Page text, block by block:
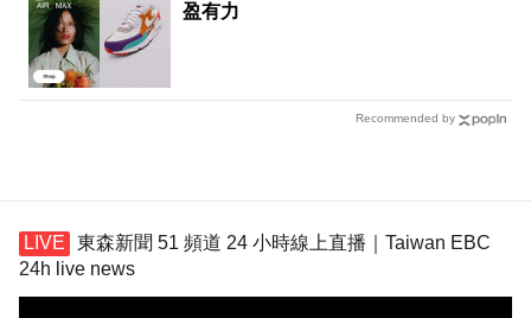
盈有力
Recommended by
東森新聞 51 頻道 24 小時線上直播｜Taiwan EBC
24h live news